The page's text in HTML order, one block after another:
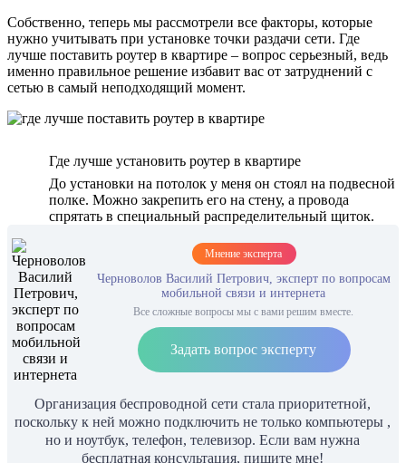
Собственно, теперь мы рассмотрели все факторы, которые
нужно учитывать при установке точки раздачи сети. Где
лучше поставить роутер в квартире – вопрос серьезный, ведь
именно правильное решение избавит вас от затруднений с
сетью в самый неподходящий момент.
Где лучше установить роутер в квартире
До установки на потолок у меня он стоял на подвесной
полке. Можно закрепить его на стену, а провода
спрятать в специальный распределительный щиток.
Мнение эксперта
Черноволов Василий Петрович, эксперт по вопросам
мобильной связи и интернета
Все сложные вопросы мы с вами решим вместе.
Задать вопрос эксперту
Организация беспроводной сети стала приоритетной,
поскольку к ней можно подключить не только компьютеры ,
но и ноутбук, телефон, телевизор. Если вам нужна
бесплатная консультация, пишите мне!